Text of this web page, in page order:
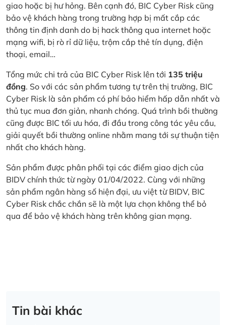
giao hoặc bị hư hỏng. Bên cạnh đó, BIC Cyber Risk cũng
bảo vệ khách hàng trong trường hợp bị mất cắp các
thông tin định danh do bị hack thông qua internet hoặc
mạng wifi, bị rò rỉ dữ liệu, trộm cắp thẻ tín dụng, điện
thoại, email…
Tổng mức chi trả của BIC Cyber Risk lên tới 135 triệu
đồng. So với các sản phẩm tương tự trên thị trường, BIC
Cyber Risk là sản phẩm có phí bảo hiểm hấp dẫn nhất và
thủ tục mua đơn giản, nhanh chóng. Quá trình bồi thường
cũng được BIC tối ưu hóa, đi đầu trong công tác yêu cầu,
giải quyết bồi thường online nhằm mang tới sự thuận tiện
nhất cho khách hàng.
Sản phẩm được phân phối tại các điểm giao dịch của
BIDV chính thức từ ngày 01/04/2022. Cùng với những
sản phẩm ngân hàng số hiện đại, ưu việt từ BIDV, BIC
Cyber Risk chắc chắn sẽ là một lựa chọn không thể bỏ
qua để bảo vệ khách hàng trên không gian mạng.
Tin bài khác